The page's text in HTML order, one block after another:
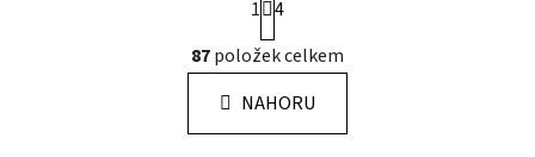
O
v
l
á
d
t
r
á
n
k
1 4
87položek celkem
NAHORU